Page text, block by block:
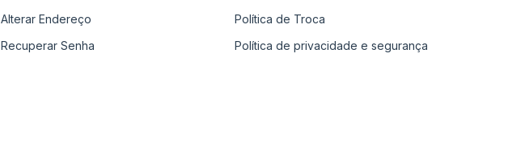
Alterar Endereço
Recuperar Senha
Política de Troca
Política de privacidade e segurança